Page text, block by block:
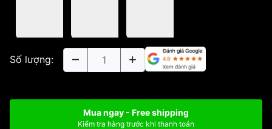
Số lượng:
Mua ngay - Free shipping
Kiểm tra hàng trước khi thanh toán